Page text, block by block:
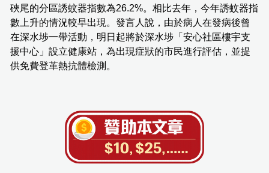
硤尾的分區誘蚊器指數為26.2%。相比去年，今年誘蚊器指
數上升的情況較早出現。發言人說，由於病人在發病後曾
在深水埗一帶活動，明日起將於深水埗「安心社區樓宇支
援中心」設立健康站，為出現症狀的市民進行評估，並提
供免費登革熱抗體檢測。